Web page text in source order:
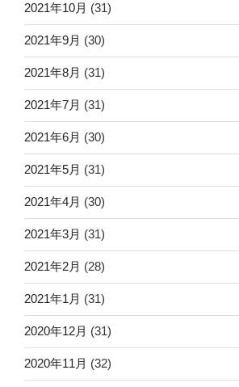
2021年10月 (31)
2021年9月 (30)
2021年8月 (31)
2021年7月 (31)
2021年6月 (30)
2021年5月 (31)
2021年4月 (30)
2021年3月 (31)
2021年2月 (28)
2021年1月 (31)
2020年12月 (31)
2020年11月 (32)